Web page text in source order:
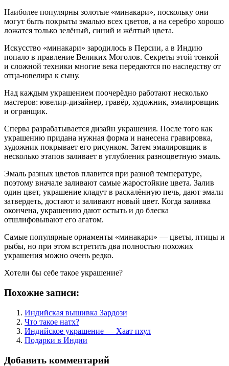
Наиболее популярны золотые «минакари», поскольку они
могут быть покрыты эмалью всех цветов, а на серебро хорошо
ложатся только зелёный, синий и жёлтый цвета.
Искусство «минакари» зародилось в Персии, а в Индию
попало в правление Великих Моголов. Секреты этой тонкой
и сложной техники многие века передаются по наследству от
отца-ювелира к сыну.
Над каждым украшением поочерёдно работают несколько
мастеров: ювелир-дизайнер, гравёр, художник, эмалировщик
и огранщик.
Сперва разрабатывается дизайн украшения. После того как
украшению придана нужная форма и нанесена гравировка,
художник покрывает его рисунком. Затем эмалировщик в
несколько этапов заливает в углубления разноцветную эмаль.
Эмаль разных цветов плавится при разной температуре,
поэтому вначале заливают самые жаростойкие цвета. Залив
один цвет, украшение кладут в раскалённую печь, дают эмали
затвердеть, достают и заливают новый цвет. Когда заливка
окончена, украшению дают остыть и до блеска
отшлифовывают его агатом.
Самые популярные орнаменты «минакари» — цветы, птицы и
рыбы, но при этом встретить два полностью похожих
украшения можно очень редко.
Хотели бы себе такое украшение?
Похожие записи:
Индийская вышивка Зардози
Что такое натх?
Индийское украшение — Хаат пхул
Подарки в Индии
Добавить комментарий